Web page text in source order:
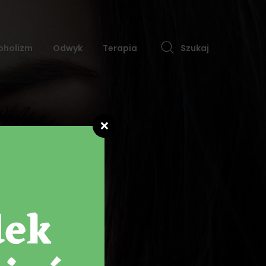
Odwyk Terapia Szukaj
❌